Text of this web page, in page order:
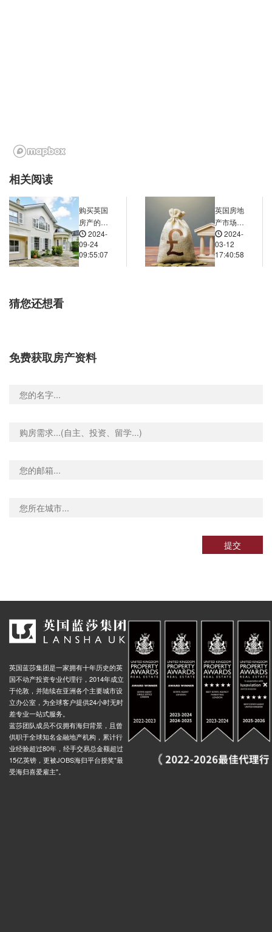
相关阅读
购买英国
房产的交
易流程是
怎样的？
复杂吗？
2024-
09-24
09:55:07
英国房地
产市场解
析：为何
现在是买
房的好时
2024-
03-12
17:40:58
猜您还想看
免费获取房产资料
提交
英国蓝莎集团是一家拥有十年历史的英
国不动产投资专业代理行，2014年成立
于伦敦，并陆续在亚洲各个主要城市设
立办公室，为全球客户提供24小时无时
差专业一站式服务。
蓝莎团队成员不仅拥有海归背景，且曾
供职于全球知名金融地产机构，累计行
业经验超过80年，经手交易总金额超过
15亿英镑，更被JOBS海归平台授奖"最
受海归喜爱雇主"。